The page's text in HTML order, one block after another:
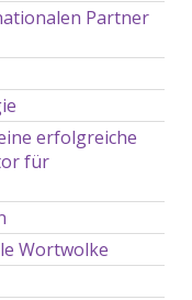
Partner
erfolgreiche
für
Wortwolke